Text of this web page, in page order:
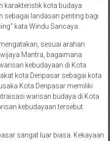
karakteristik kota budaya
sebagai landasan penting bagi
kata Windu Sancaya.
sesuai arahan
Mantra, bagaimana
kebudayaan di Kota
kota Denpasar sebagai kota
Kota Denpasar memiliki
warisan budaya di Kota
kebudayaan tersebut
sangat luar biasa. Kekayaan